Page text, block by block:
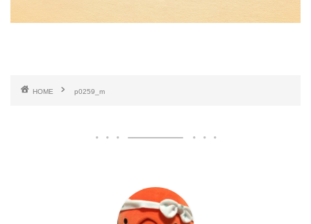
HOME p0259_m